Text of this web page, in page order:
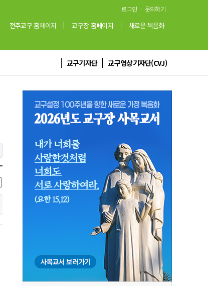
로그인 · 문의하기
전주교구 홈페이지 교구장 홈페이지 새로운 복음화
교구기자단 교구영상기자단(CVJ)